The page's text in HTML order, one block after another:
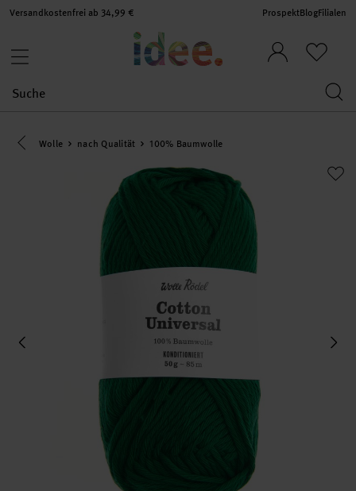
Versandkostenfrei ab 34,99 € ProspektBlogFilialen
Eine Kategorie zurück navigieren
Wolle nach Qualität 100% Baumwolle